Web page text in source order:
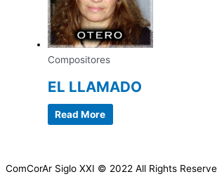
Compositores
EL LLAMADO
Read More
ComCorAr Siglo XXI © 2022 All Rights